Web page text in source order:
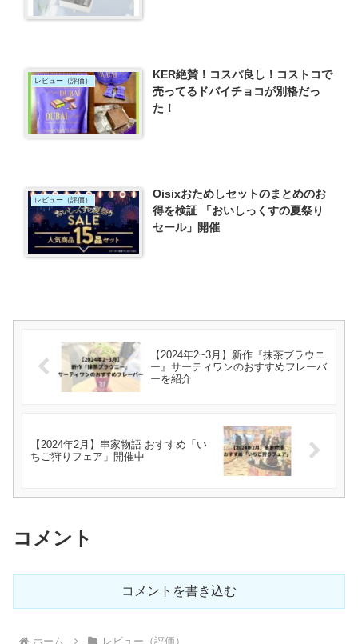
レビュー（評価）
KER絶賛！コスパ良し！コストコで
売ってるドバイチョコが別格だっ
た！
レビュー（評価）
Oisixおためしセットのまとめのお
得を検証 「おいしっくすの夏祭り
セール」開催
【2024年2~3月】新作『抹茶ブラウニ
ー』サーティワンのおすすめフレーバ
ーを紹介
【2024年2月】串家物語 おすすめ「い
ちご狩りフェア」開催中
コメント
コメントを書き込む
ホーム レビュー（評価）